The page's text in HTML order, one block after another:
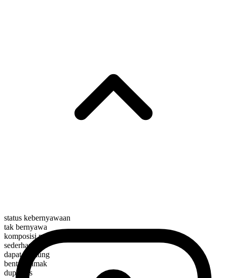
status kebernyawaan
tak bernyawa
komposisi morfologis
sederhana
dapat dihitung
bentuk jamak
duplexes